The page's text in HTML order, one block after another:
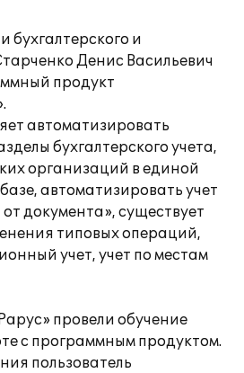
бухгалтерского и
Денис Васильевич
продукт
автоматизировать
бухгалтерского учета,
организаций в единой
автоматизировать учет
документа», существует
типовых операций,
учет, учет по местам
провели обучение
с программным продуктом.
пользователь